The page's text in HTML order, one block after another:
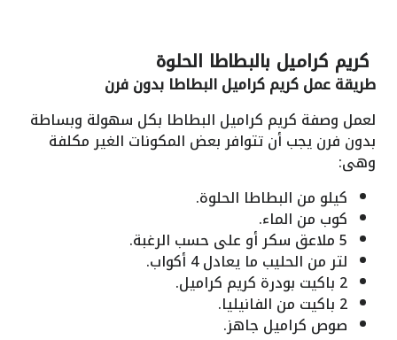
كريم كراميل بالبطاطا الحلوة
طريقة عمل كريم كراميل البطاطا بدون فرن
لعمل وصفة كريم كراميل البطاطا بكل سهولة وبساطة
بدون فرن يجب أن تتوافر بعض المكونات الغير مكلفة
وهى:
كيلو من البطاطا الحلوة.
كوب من الماء.
5 ملاعق سكر أو على حسب الرغبة.
لتر من الحليب ما يعادل 4 أكواب.
2 باكيت بودرة كريم كراميل.
2 باكيت من الفانيليا.
صوص كراميل جاهز.